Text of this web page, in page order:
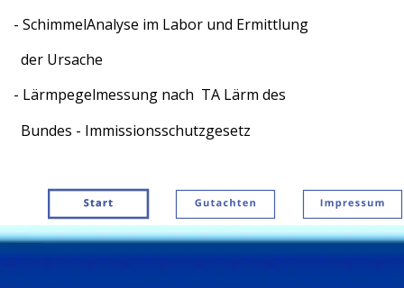
   - SchimmelAnalyse im Labor und Ermittlung
     der Ursache
   - Lärmpegelmessung nach  TA Lärm des
     Bundes - Immissionsschutzgesetz